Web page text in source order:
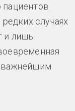
случаях
и лишь
важнейшим